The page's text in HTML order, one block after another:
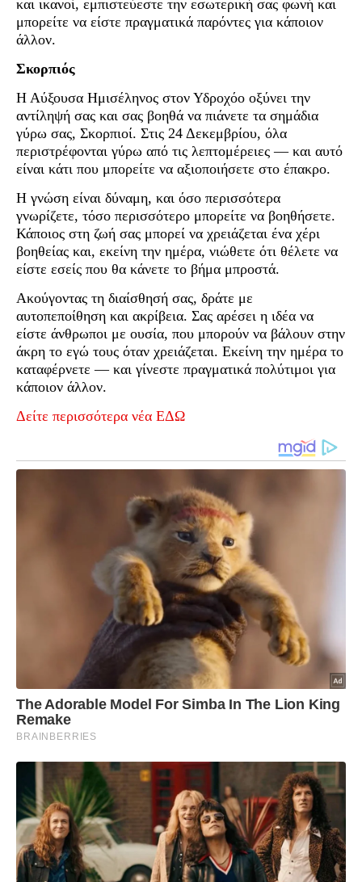
και ικανοί, εμπιστεύεστε την εσωτερική σας φωνή και
μπορείτε να είστε πραγματικά παρόντες για κάποιον
άλλον.
Σκορπιός
Η Αύξουσα Ημισέληνος στον Υδροχόο οξύνει την
αντίληψή σας και σας βοηθά να πιάνετε τα σημάδια
γύρω σας, Σκορπιοί. Στις 24 Δεκεμβρίου, όλα
περιστρέφονται γύρω από τις λεπτομέρειες — και αυτό
είναι κάτι που μπορείτε να αξιοποιήσετε στο έπακρο.
Η γνώση είναι δύναμη, και όσο περισσότερα
γνωρίζετε, τόσο περισσότερο μπορείτε να βοηθήσετε.
Κάποιος στη ζωή σας μπορεί να χρειάζεται ένα χέρι
βοηθείας και, εκείνη την ημέρα, νιώθετε ότι θέλετε να
είστε εσείς που θα κάνετε το βήμα μπροστά.
Ακούγοντας τη διαίσθησή σας, δράτε με
αυτοπεποίθηση και ακρίβεια. Σας αρέσει η ιδέα να
είστε άνθρωποι με ουσία, που μπορούν να βάλουν στην
άκρη το εγώ τους όταν χρειάζεται. Εκείνη την ημέρα το
καταφέρνετε — και γίνεστε πραγματικά πολύτιμοι για
κάποιον άλλον.
Δείτε περισσότερα νέα ΕΔΩ